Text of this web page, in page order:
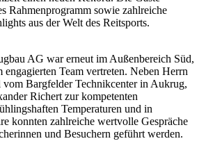
Rahmenprogramm sowie zahlreiche
aus der Welt des Reitsports.
AG war erneut im Außenbereich Süd,
Team vertreten. Neben Herrn
vom Bargfelder Technikcenter in Aukrug,
Richert zur kompetenten
Temperaturen und in
konnten zahlreiche wertvolle Gespräche
und Besuchern geführt werden.